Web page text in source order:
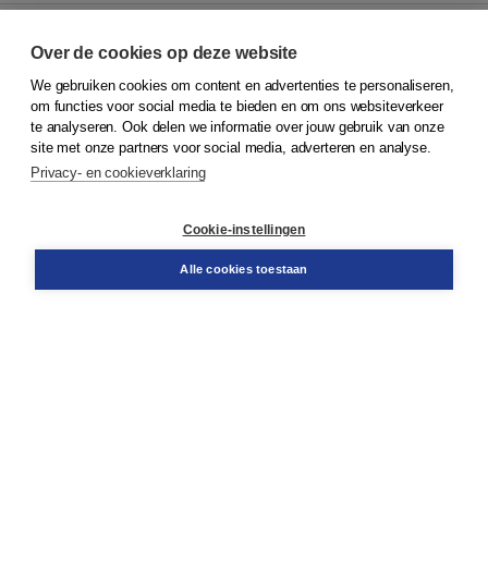
© 2026Koninklijke Boom uitgevers
Klantenservice
Service & informatie
Contact
Over de cookies op deze website
We gebruiken cookies om content en advertenties te personaliseren,
om functies voor social media te bieden en om ons websiteverkeer
te analyseren. Ook delen we informatie over jouw gebruik van onze
site met onze partners voor social media, adverteren en analyse.
Privacy- en cookieverklaring
Cookie-instellingen
Alle cookies toestaan